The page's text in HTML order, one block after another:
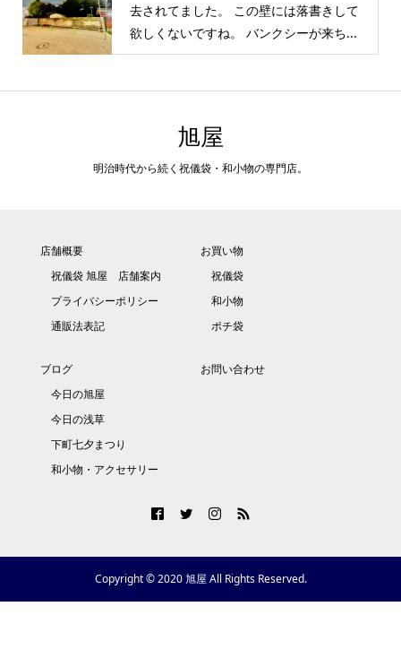
去されてました。 この壁には落書きして
欲しくないですね。 バンクシーが来ち...
旭屋
明治時代から続く祝儀袋・和小物の専門店。
店舗概要
祝儀袋 旭屋 店舗案内
プライバシーポリシー
通販法表記
お買い物
祝儀袋
和小物
ポチ袋
ブログ
今日の旭屋
今日の浅草
下町七夕まつり
和小物・アクセサリー
お問い合わせ
Copyright © 2020 旭屋 All Rights Reserved.